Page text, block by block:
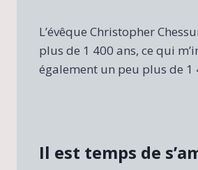
L’évêque Christopher
plus de 1 400 ans, ce qui
également un peu plus de 1
Il est temps de